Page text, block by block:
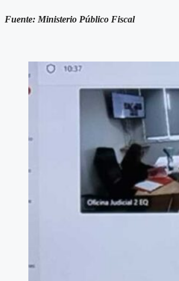
Fuente: Ministerio Público Fiscal